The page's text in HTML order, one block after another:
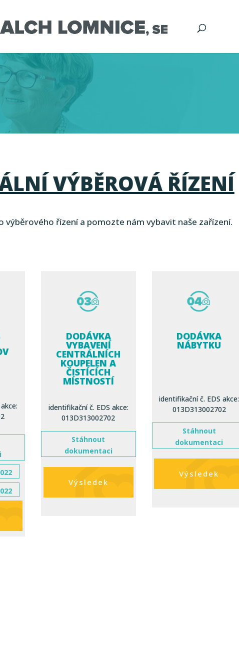
VÝBĚROVÁ ŘÍZENÍ
výběrového řízení a pomozte nám vybavit naše zařízení.
DODÁVKA
VYBAVENÍ
CENTRÁLNÍCH
KOUPELEN A
ČISTÍCÍCH
MÍSTNOSTÍ
identifikační č. EDS akce:
013D313002702
Stáhnout
dokumentaci
Výsledek
DODÁVKA
NÁBYTKU
identifikační č. EDS akce:
013D313002702
Stáhnout
dokumentaci
Výsledek